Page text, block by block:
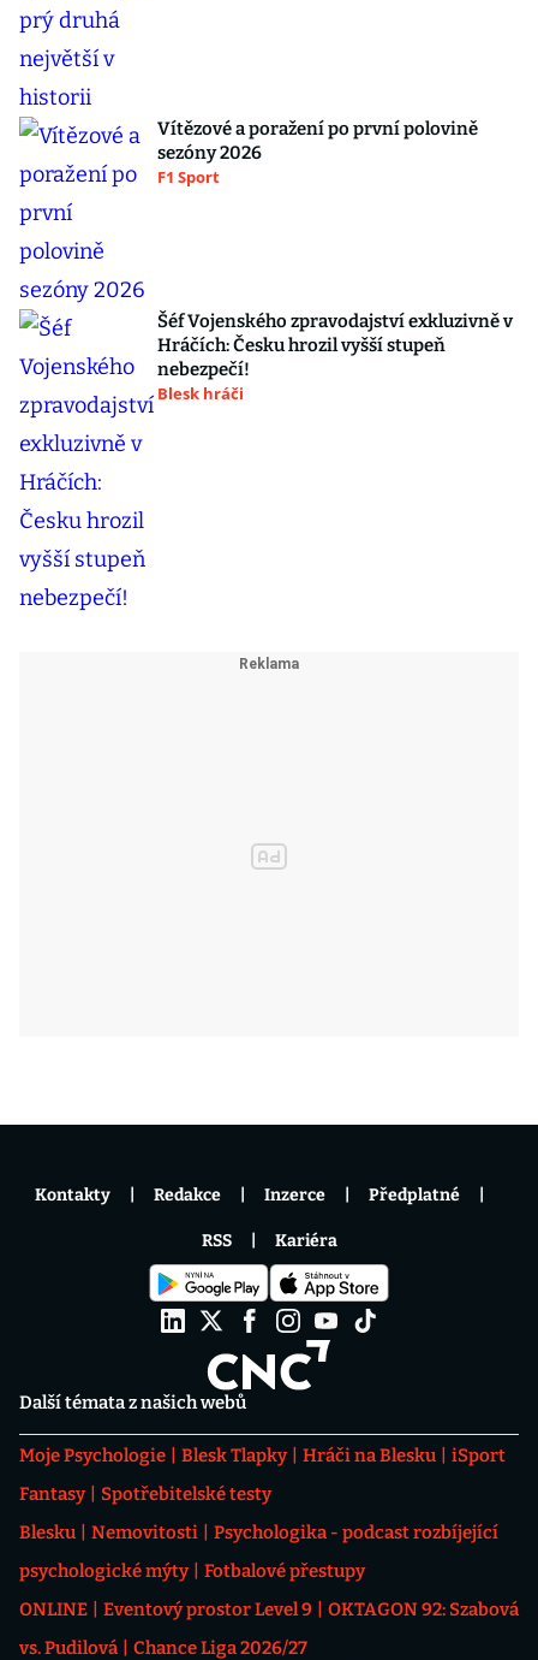
Vítězové a poražení po první polovině
sezóny 2026
F1 Sport
Šéf Vojenského zpravodajství exkluzivně v
Hráčích: Česku hrozil vyšší stupeň
nebezpečí!
Blesk hráči
Další témata z našich webů
Moje Psychologie Blesk Tlapky Hráči na Blesku
iSport
Fantasy
Spotřebitelské testy
Blesku
Nemovitosti
Psychologika - podcast rozbíjející
psychologické mýty
Fotbalové přestupy
ONLINE
Eventový prostor Level 9
OKTAGON 92: Szabová
vs. Pudilová
Chance Liga 2026/27
Kontakty Redakce Inzerce Předplatné
RSS Kariéra